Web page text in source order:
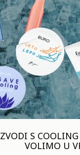
S
VOLIMO U